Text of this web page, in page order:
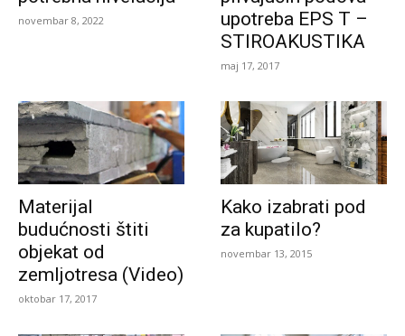
novembar 8, 2022
upotreba EPS T –
STIROAKUSTIKA
maj 17, 2017
Materijal
budućnosti štiti
objekat od
zemljotresa (Video)
oktobar 17, 2017
Kako izabrati pod
za kupatilo?
novembar 13, 2015